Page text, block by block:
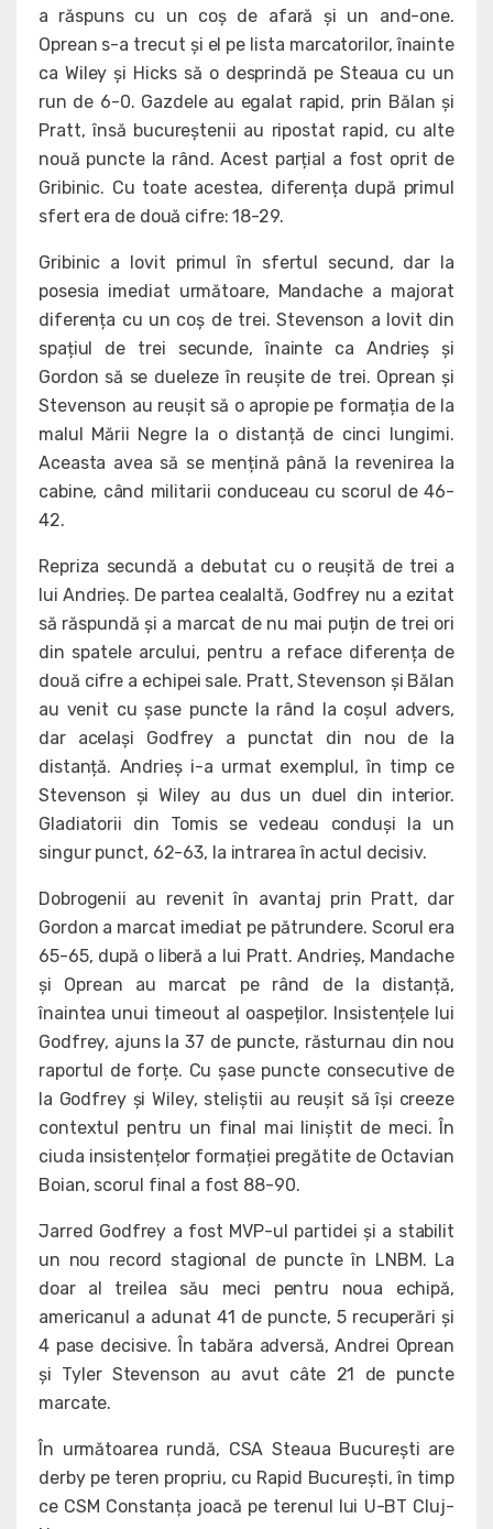
a răspuns cu un coș de afară și un and-one.
Oprean s-a trecut și el pe lista marcatorilor, înainte
ca Wiley și Hicks să o desprindă pe Steaua cu un
run de 6-0. Gazdele au egalat rapid, prin Bălan și
Pratt, însă bucureștenii au ripostat rapid, cu alte
nouă puncte la rând. Acest parțial a fost oprit de
Gribinic. Cu toate acestea, diferența după primul
sfert era de două cifre: 18-29.
Gribinic a lovit primul în sfertul secund, dar la
posesia imediat următoare, Mandache a majorat
diferența cu un coș de trei. Stevenson a lovit din
spațiul de trei secunde, înainte ca Andrieș și
Gordon să se dueleze în reușite de trei. Oprean și
Stevenson au reușit să o apropie pe formația de la
malul Mării Negre la o distanță de cinci lungimi.
Aceasta avea să se mențină până la revenirea la
cabine, când militarii conduceau cu scorul de 46-
42.
Repriza secundă a debutat cu o reușită de trei a
lui Andrieș. De partea cealaltă, Godfrey nu a ezitat
să răspundă și a marcat de nu mai puțin de trei ori
din spatele arcului, pentru a reface diferența de
două cifre a echipei sale. Pratt, Stevenson și Bălan
au venit cu șase puncte la rând la coșul advers,
dar același Godfrey a punctat din nou de la
distanță. Andrieș i-a urmat exemplul, în timp ce
Stevenson și Wiley au dus un duel din interior.
Gladiatorii din Tomis se vedeau conduși la un
singur punct, 62-63, la intrarea în actul decisiv.
Dobrogenii au revenit în avantaj prin Pratt, dar
Gordon a marcat imediat pe pătrundere. Scorul era
65-65, după o liberă a lui Pratt. Andrieș, Mandache
și Oprean au marcat pe rând de la distanță,
înaintea unui timeout al oaspeților. Insistențele lui
Godfrey, ajuns la 37 de puncte, răsturnau din nou
raportul de forțe. Cu șase puncte consecutive de
la Godfrey și Wiley, steliștii au reușit să își creeze
contextul pentru un final mai liniștit de meci. În
ciuda insistențelor formației pregătite de Octavian
Boian, scorul final a fost 88-90.
Jarred Godfrey a fost MVP-ul partidei și a stabilit
un nou record stagional de puncte în LNBM. La
doar al treilea său meci pentru noua echipă,
americanul a adunat 41 de puncte, 5 recuperări și
4 pase decisive. În tabăra adversă, Andrei Oprean
și Tyler Stevenson au avut câte 21 de puncte
marcate.
În următoarea rundă, CSA Steaua București are
derby pe teren propriu, cu Rapid București, în timp
ce CSM Constanța joacă pe terenul lui U-BT Cluj-